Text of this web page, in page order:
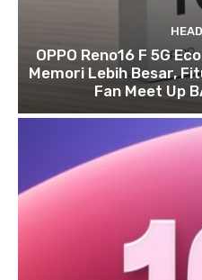
OPPO Reno16 F 5G
Memori Lebih Besar,
Fan Meet Up